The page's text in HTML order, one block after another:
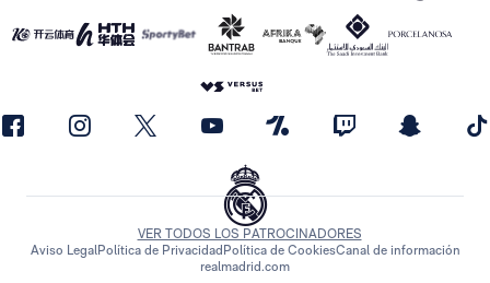
VER TODOS LOS PATROCINADORES
Aviso LegalPolítica de Privacidad Política de CookiesCanal de información
realmadrid.com